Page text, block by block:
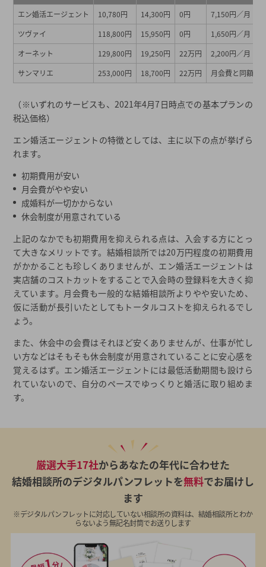
エン婚活エージェント
10,780円 14,300円 0円
7,150円／月
ツヴァイ
118,800円 15,950円 0円
1,650円／月
オーネット
129,800円 19,250円 22万円
2,200円／月
サンマリエ
253,000円 18,700円 22万円 月会費と同額
（※いずれのサービスも、2021年4月7日時点での基本プランの
税込価格）
エン婚活エージェントの特徴としては、主に以下の点が挙げら
れます。
初期費用が安い
月会費がやや安い
成婚料が一切かからない
休会制度が用意されている
上記のなかでも初期費用を抑えられる点は、入会する方にとっ
て大きなメリットです。結婚相談所では20万円程度の初期費用
がかかることも珍しくありませんが、エン婚活エージェントは
実店舗のコストカットをすることで入会時の登録料を大きく抑
えています。月会費も一般的な結婚相談所よりやや安いため、
仮に活動が長引いたとしてもトータルコストを抑えられるでし
ょう。
また、休会中の会費はそれほど安くありませんが、仕事が忙し
い方などはそもそも休会制度が用意されていることに安心感を
覚えるはず。エン婚活エージェントには最低活動期間も設けら
れていないので、自分のペースでゆっくりと婚活に取り組めま
す。
厳選大手17社からあなたの年代に合わせた
結婚相談所のデジタルパンフレットを無料でお届けし
ます
※デジタルパンフレットに対応していない相談所の資料は、結婚相談所とわか
らないよう無記名封筒でお送りします